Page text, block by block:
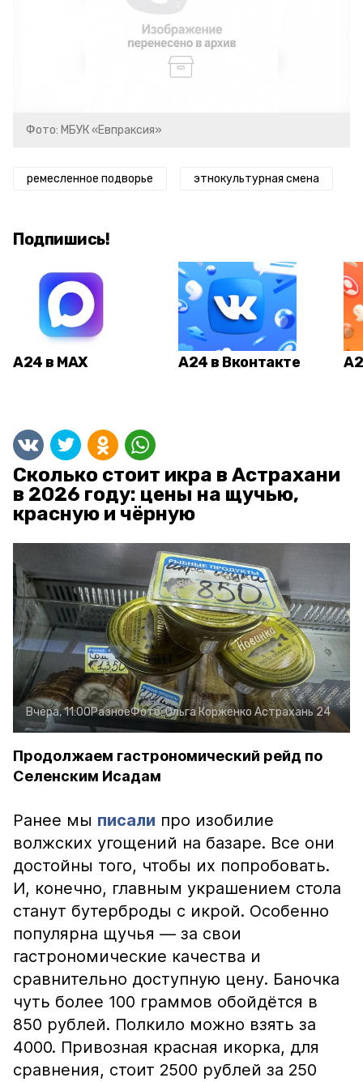
Фото: МБУК «Евпраксия»
ремесленное подворье этнокультурная смена
Подпишись!
А24 в MAX А24 в Вконтакте
Сколько стоит икра в Астрахани
в 2026 году: цены на щучью,
красную и чёрную
Вчера, 11:00РазноеФото:Ольга Корженко Астрахань 24
Продолжаем гастрономический рейд по
Селенским Исадам
Ранее мы писали про изобилие
волжских угощений на базаре. Все они
достойны того, чтобы их попробовать.
И, конечно, главным украшением стола
станут бутерброды с икрой. Особенно
популярна щучья — за свои
гастрономические качества и
сравнительно доступную цену. Баночка
чуть более 100 граммов обойдётся в
850 рублей. Полкило можно взять за
4000. Привозная красная икорка, для
сравнения, стоит 2500 рублей за 250